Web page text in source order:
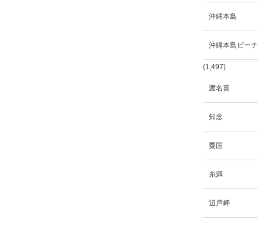
沖縄本島
沖縄本島ビーチ
(1,497)
渡名喜
知念
粟国
糸満
辺戸岬